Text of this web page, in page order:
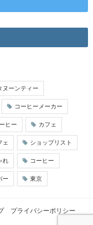
ヌーンティー
コーヒーメーカー
ヒー カフェ
ェ ショップリスト
れ コーヒー
ー 東京
プライバシーポリシー